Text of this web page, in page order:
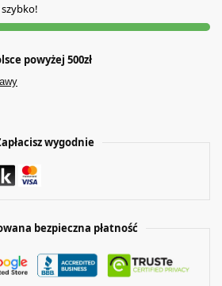
powyżej 500zł
wygodnie
bezpieczna płatność